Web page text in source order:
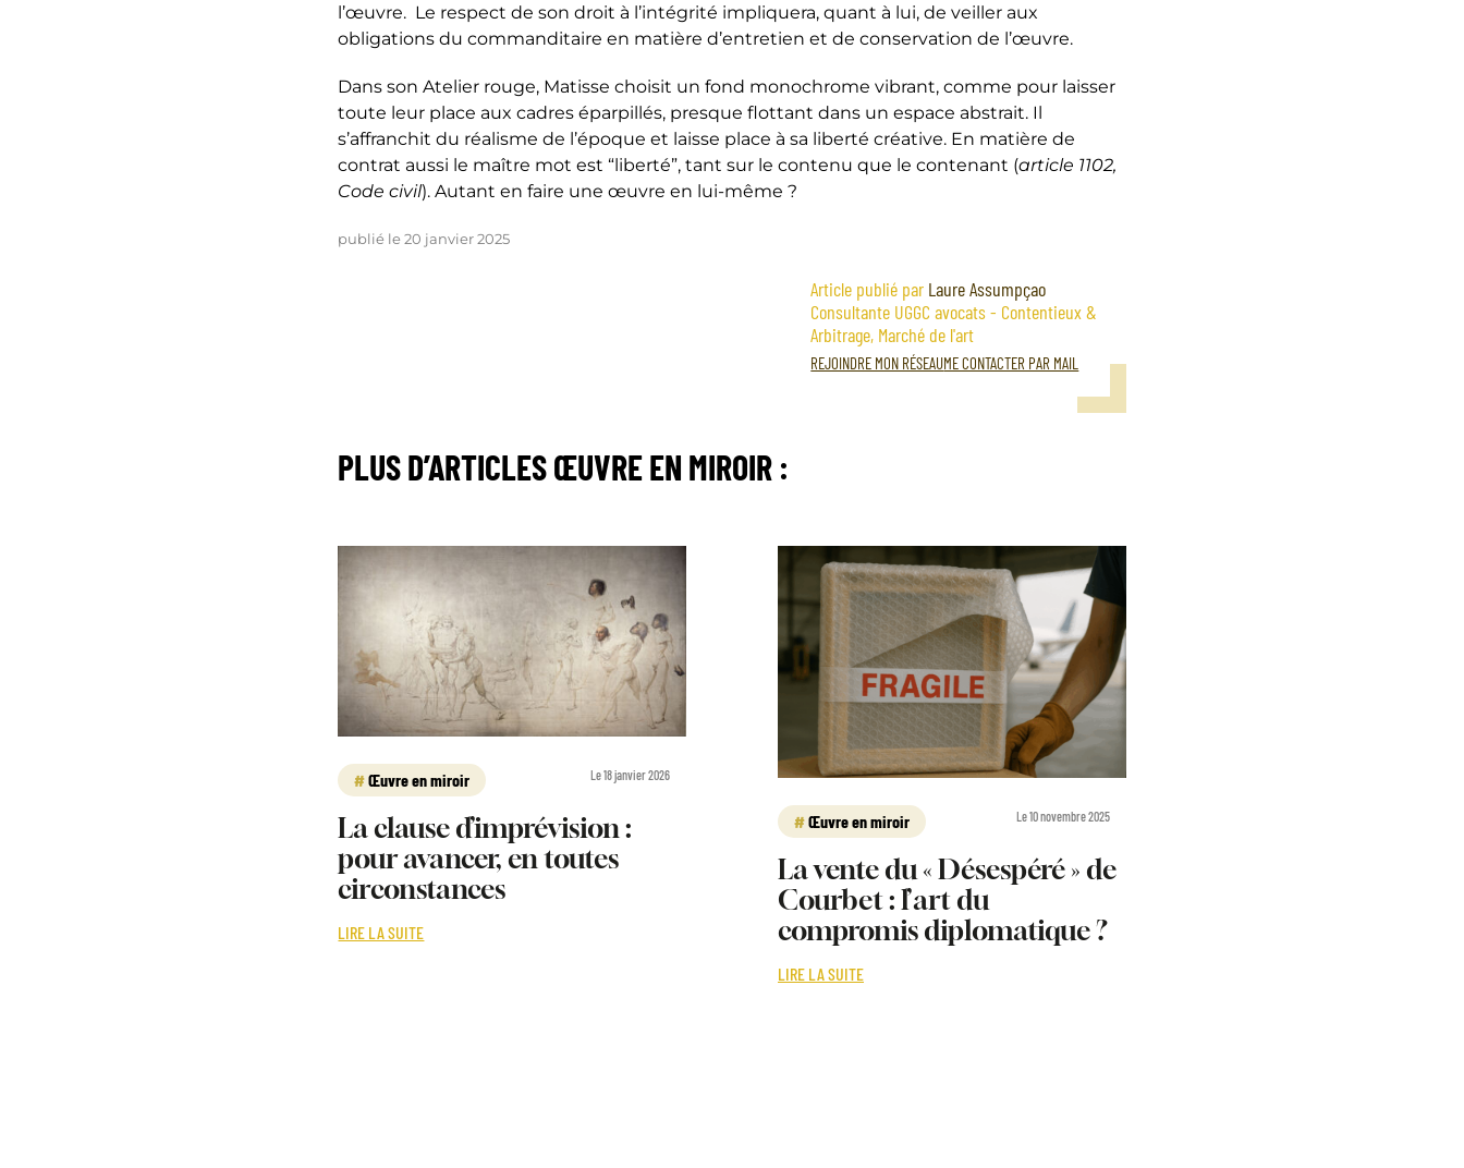
l’œuvre. Le respect de son droit à l’intégrité impliquera, quant à lui, de veiller aux
obligations du commanditaire en matière d’entretien et de conservation de l’œuvre.
Dans sonAtelier rouge, Matisse choisit un fond monochrome vibrant, comme pour laisser
toute leur place aux cadres éparpillés, presque flottant dans un espace abstrait. Il
s’affranchit du réalisme de l’époque et laisse place à sa liberté créative. En matière de
contrat aussi le maître mot est “liberté”, tant sur le contenu que le contenant (article 1102,
Code civil). Autant en faire une œuvre en lui-même ?
publié le 20 janvier 2025
Article publié par Laure Assumpçao
Consultante UGGC avocats - Contentieux &
Arbitrage, Marché de l'art
REJOINDRE MON RÉSEAUME CONTACTER PAR MAIL
PLUS D’ARTICLESŒUVRE EN MIROIR :
Œuvre en miroir Le 18 janvier 2026
La clause d’imprévision :
pour avancer, en toutes
circonstances
LIRE LA SUITE
Œuvre en miroir Le 10 novembre 2025
La vente du « Désespéré » de
Courbet : l’art du
compromis diplomatique ?
LIRE LA SUITE